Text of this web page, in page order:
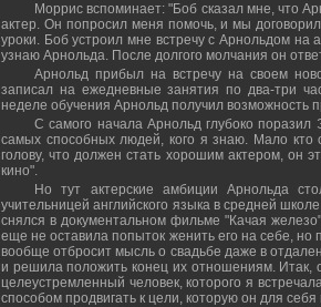
Моррис вспоминает: "Боб сказал мне, что
актер. Он попросил меня помочь, и мы
уроки. Боб устроил мне встречу с Арнольдом на
узнаю Арнольда. После долгого молчания он
Арнольд прибыл на встречу на своем
записал на ежедневные занятия по два-три
неделе обучения Арнольд получил возможность
С самого начала Арнольд глубоко
самых способных людей, кого я знаю. Мало кто
голову, что должен стать хорошим актером, он
кино".
Но тут актерские амбиции Арнольда
учительницей английского языка в средней
снялся в документальном фильме "Качая
еще не оставила попыток женить его на себе, но
вообще отбросит мысль о свадьбе даже в
и решила положить конец их отношениям. Итак,
целеустремленный человек, которого я
способом продвигать к цели, которую он для себя